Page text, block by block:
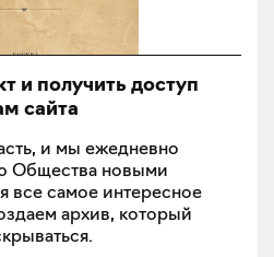
и получить доступ
сайта
и мы ежедневно
Общества новыми
все самое интересное
архив, который